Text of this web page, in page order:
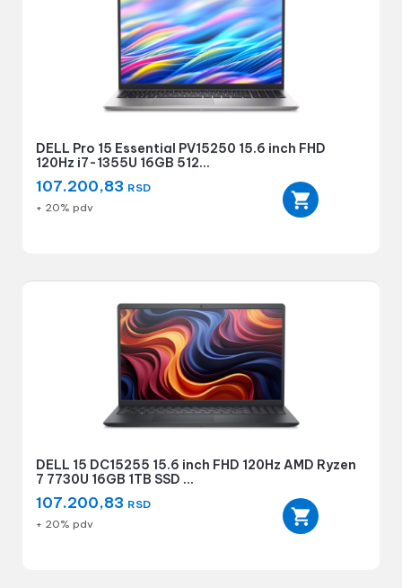
DELL Pro 15 Essential PV15250 15.6 inch FHD
120Hz i7-1355U 16GB 512...
107.200,83 RSD
+ 20% pdv
DELL 15 DC15255 15.6 inch FHD 120Hz AMD Ryzen
7 7730U 16GB 1TB SSD ...
107.200,83 RSD
+ 20% pdv